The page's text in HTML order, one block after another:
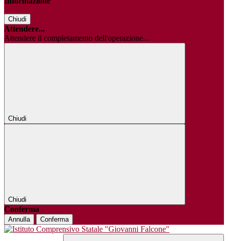
Chiudi
Attendere...
Attendere il completamento dell'operazione...
Chiudi
Chiudi
Conferma
Annulla Conferma